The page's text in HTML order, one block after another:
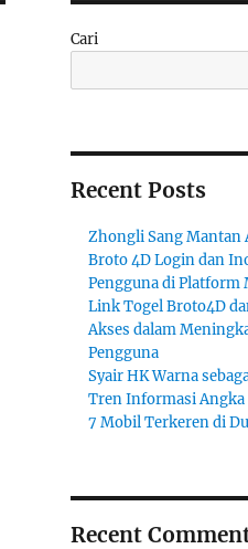
Cari
Recent Posts
Zhongli Sang Mantan
Broto 4D Login dan
Pengguna di Platform
Link Togel Broto4D
Akses dalam
Pengguna
Syair HK Warna
Tren Informasi Angka
7 Mobil Terkeren di
Recent